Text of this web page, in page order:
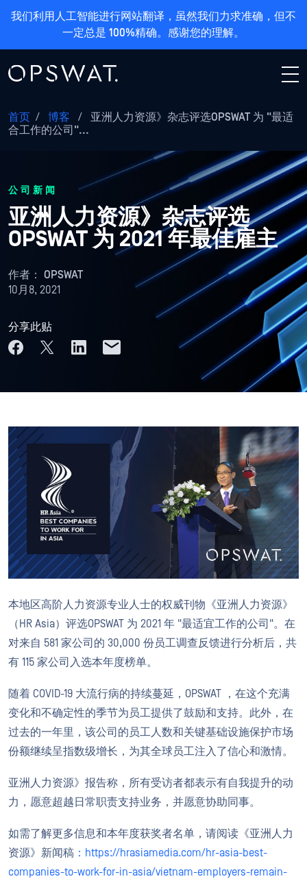
我们利用人工智能进行网站翻译，虽然我们力求准确，但不
一定总是 100%精确。感谢您的理解。
首页 / 博客 /
亚洲人力资源》杂志评选OPSWAT 为 "最适
合工作的公司"...
公司新闻
亚洲人力资源》杂志评选
OPSWAT 为 2021 年最佳雇主
作者： OPSWAT
10月8, 2021
分享此贴
本地区高阶人力资源专业人士的权威刊物《亚洲人力资源》
（HR Asia）评选OPSWAT 为 2021 年 "最适宜工作的公司"。在
对来自 581 家公司的 30,000 份员工调查反馈进行分析后，共
有 115 家公司入选本年度榜单。
随着 COVID-19 大流行病的持续蔓延，OPSWAT ，在这个充满
变化和不确定性的季节为员工提供了鼓励和支持。此外，在
过去的一年里，该公司的员工人数和关键基础设施保护市场
份额继续呈指数级增长，为其全球员工注入了信心和激情。
亚洲人力资源》报告称，所有受访者都表示有自我提升的动
力，愿意超越日常职责支持业务，并愿意协助同事。
如需了解更多信息和本年度获奖者名单，请阅读《亚洲人力
资源》新闻稿 ：https://hrasiamedia.com/hr-asia-best-
companies-to-work-for-in-asia/vietnam-employers-remain-